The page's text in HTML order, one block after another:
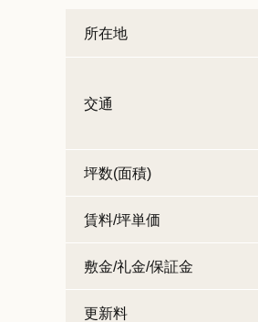
所在地
交通
坪数(面積)
賃料/坪単価
敷金/礼金/保証金
更新料